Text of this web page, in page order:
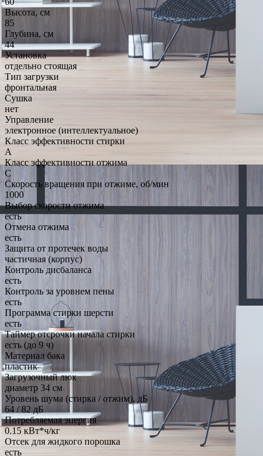
Высота, см
85
Глубина, см
44
Установка
отдельно стоящая
Тип загрузки
фронтальная
Сушка
нет
Управление
электронное (интеллектуальное)
Класс эффективности стирки
A
Класс эффективности отжима
C
Скорость вращения при отжиме, об/мин
1000
Выбор скорости отжима
есть
Отмена отжима
есть
Защита от протечек воды
частичная (корпус)
Контроль дисбаланса
есть
Контроль за уровнем пены
есть
Программа стирки шерсти
есть
Таймер отсрочки начала стирки
есть (до 9 ч)
Материал бака
пластик
Загрузочный люк
диаметр 34 см
Уровень шума (стирка / отжим), дБ
64 / 82 дБ
Потребляемая энергия
0.15 кВт*ч/кг
Отсек для жидкого порошка
есть